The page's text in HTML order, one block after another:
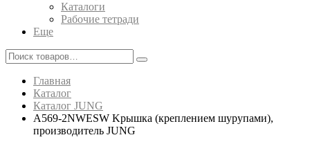
Каталоги
Рабочие тетради
Еще
Главная
Каталог
Каталог JUNG
A569-2NWESW Kрышка (креплением шурупами),
производитель JUNG